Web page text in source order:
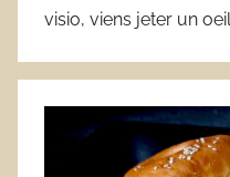
visio, viens jeter un